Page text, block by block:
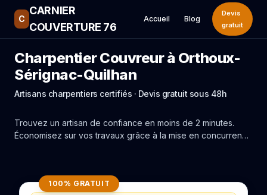
C
CARNIER
COUVERTURE 76
Accueil Blog
Devis
gratuit
Charpentier Couvreur à Orthoux-
Sérignac-Quilhan
Artisans charpentiers certifiés · Devis gratuit sous 48h
Trouvez un artisan de confiance en moins de 2 minutes.
Économisez sur vos travaux grâce à la mise en concurrence
100% GRATUIT